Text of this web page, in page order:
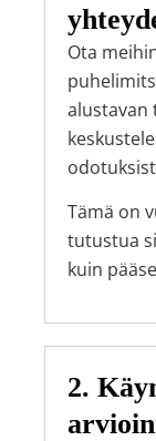
Ota
alustavan
Tämä on
tutustua
kuin
2.